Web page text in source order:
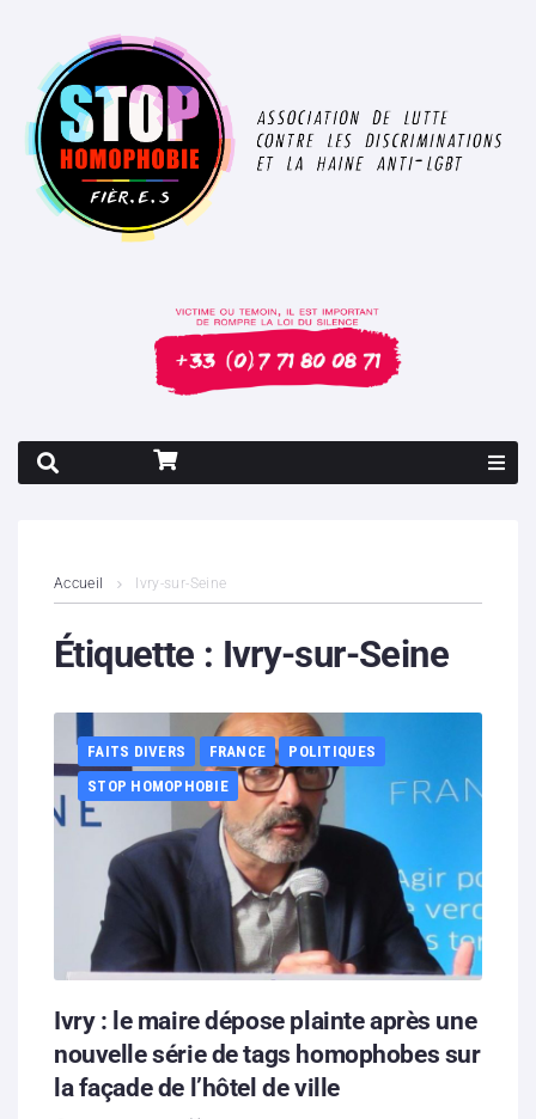
Contenus litigieux
Boutique
Partenaires
Hébergement solidaire
Accueil Ivry-sur-Seine
Étiquette : Ivry-sur-Seine
FAITS DIVERS FRANCE
POLITIQUES
STOP HOMOPHOBIE
Ivry : le maire dépose plainte après une
nouvelle série de tags homophobes sur
la façade de l’hôtel de ville